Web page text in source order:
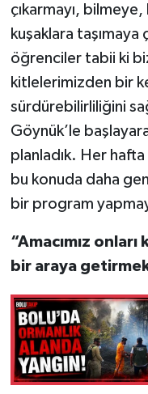
çıkarmayı,
kuşaklara taşımaya
öğrenciler tabii ki
kitlelerimizden bir
sürdürebilirliliğini
Göynük’le
planladık. Her
bu konuda daha
bir program
“Amacımız
bir araya